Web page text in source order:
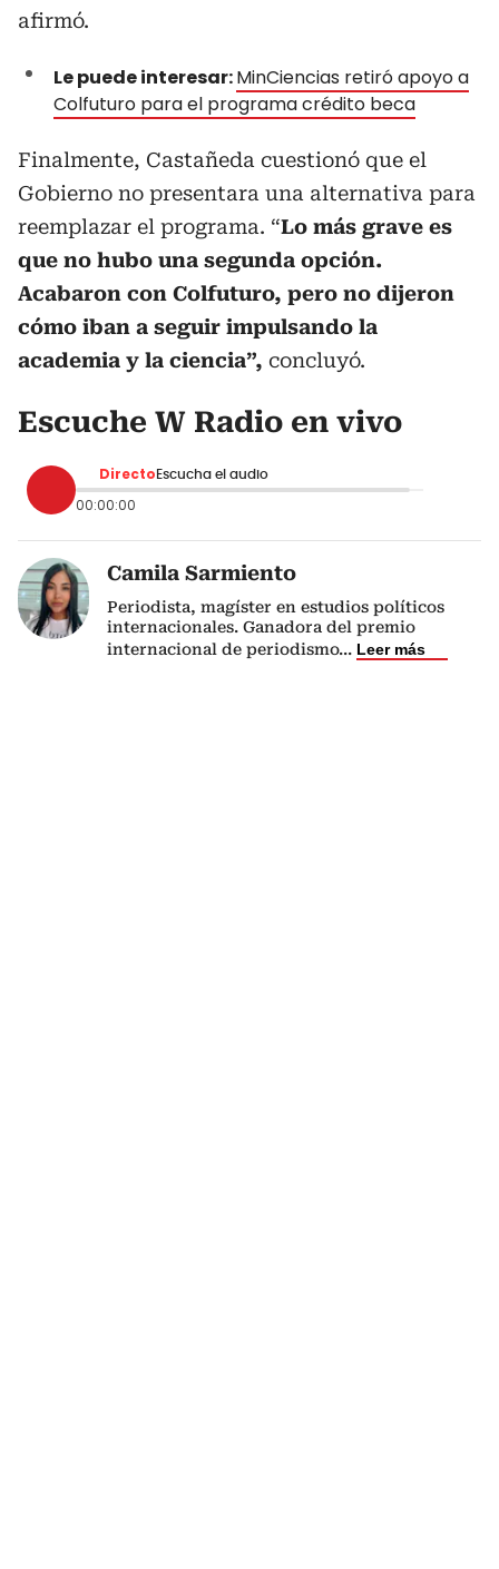
afirmó.
Le puede interesar:MinCiencias retiró apoyo a
Colfuturo para el programa crédito beca
Finalmente, Castañeda cuestionó que el
Gobierno no presentara una alternativa para
reemplazar el programa. “Lo más grave es
que no hubo una segunda opción.
Acabaron con Colfuturo, pero no dijeron
cómo iban a seguir impulsando la
academia y la ciencia”, concluyó.
Escuche W Radio en vivo
Directo Escucha el audio
00:00:00
Camila Sarmiento
Periodista, magíster en estudios políticos
internacionales. Ganadora del premio
internacional de periodismo... Leer más